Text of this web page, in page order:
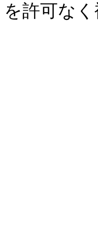
を許可な